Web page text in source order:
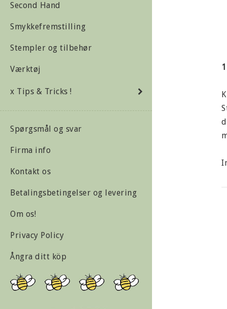
Second Hand
Smykkefremstilling
Stempler og tilbehør
Værktøj
x Tips & Tricks !
Spørgsmål og svar
Firma info
Kontakt os
Betalingsbetingelser og levering
Om os!
Privacy Policy
Ångra ditt köp